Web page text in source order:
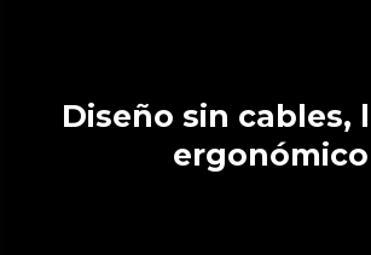
Diseño sin cables, ligero y
ergonómico